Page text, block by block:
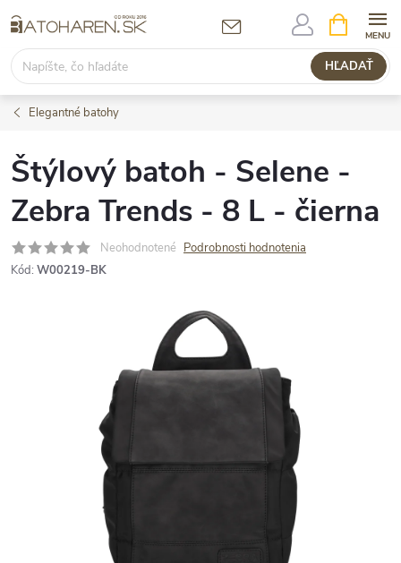
na
obsah
HĽADAŤ
KOŠÍK
Elegantné batohy
Štýlový batoh - Selene -
Zebra Trends - 8 L - čierna
Neohodnotené Podrobnosti hodnotenia
Kód: W00219-BK